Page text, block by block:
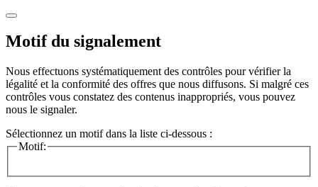
Motif du signalement
Nous effectuons systématiquement des contrôles pour vérifier la
légalité et la conformité des offres que nous diffusons. Si malgré ces
contrôles vous constatez des contenus inappropriés, vous pouvez
nous le signaler.
Sélectionnez un motif dans la liste ci-dessous :
Motif: